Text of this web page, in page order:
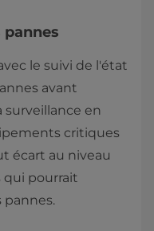
le suivi de l'état
avant
surveillance en
critiques
écart au niveau
qui pourrait
pannes.